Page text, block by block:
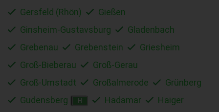
Gersfeld (Rhön)
Gießen
Ginsheim-Gustavsburg
Gladenbach
Grebenau
Grebenstein
Griesheim
Groß-Bieberau
Groß-Gerau
Groß-Umstadt
Großalmerode
Grünberg
Gudensberg
H Hadamar
Haiger